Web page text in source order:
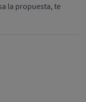
la propuesta, te